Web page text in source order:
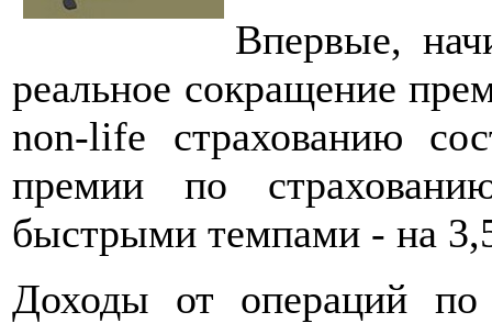
Впервые,
реальное сокращение
non-life страхованию
премии по
быстрыми темпами - на
Доходы от операций по